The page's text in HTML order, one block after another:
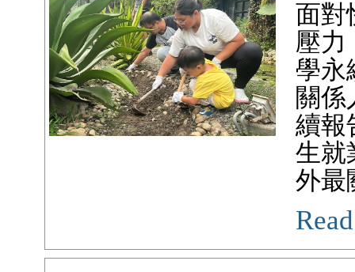
面對
壓力
學永
關係
續報
生就
外最